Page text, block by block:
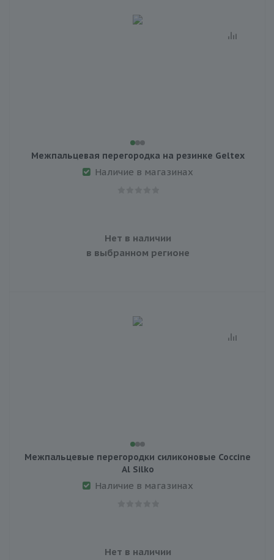
Межпальцевая перегородка на резинке Geltex
Наличие в магазинах
Нет в наличии
в выбранном регионе
Межпальцевые перегородки силиконовые Coccine
Al Silko
Наличие в магазинах
Нет в наличии